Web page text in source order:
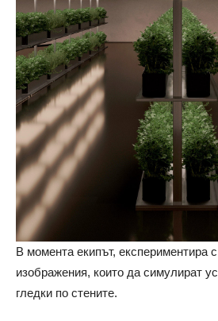
В момента екипът, експериментира
изображения, които да симулират
гледки по стените.